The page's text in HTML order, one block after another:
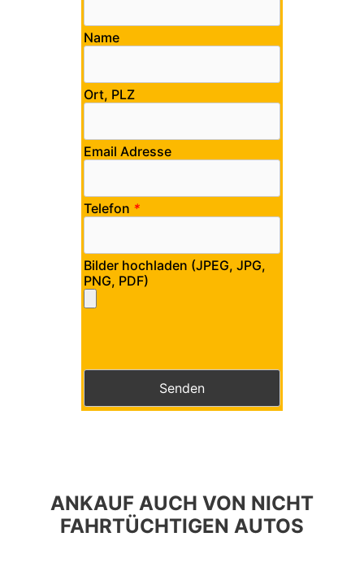
Name
Ort, PLZ
Email Adresse
Telefon *
Bilder hochladen (JPEG, JPG,
PNG, PDF)
Bitte lasse dieses Feld leer.
ANKAUF AUCH VON NICHT
FAHRTÜCHTIGEN AUTOS